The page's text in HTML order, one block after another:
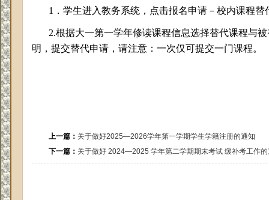
1．学生进入教务系统，点击报名申请－校内课程
2.根据大一第一学年修读课程信息选择替代课程与
明，提交替代申请，请注意：一次仅可提交一门课程。
上一篇： 关于做好2025—2026学年第一学期学生学籍注册的通知
下一篇： 关于做好 2024—2025 学年第二学期期末考试 缓补考工作的